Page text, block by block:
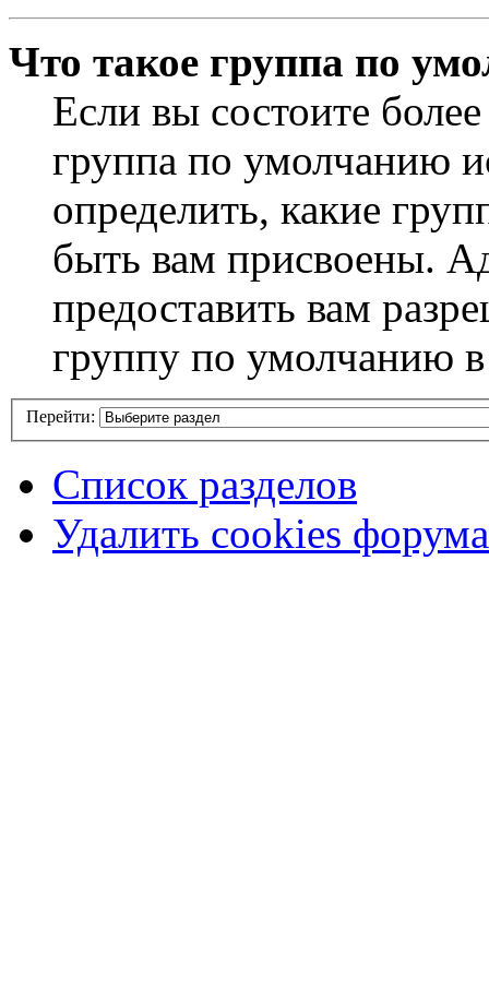
Что такое группа по
Если вы состоите
группа по умолчанию
определить, какие
быть вам присвоены.
предоставить вам
группу по умолчанию
Перейти:
Список разделов
Удалить cookies форума